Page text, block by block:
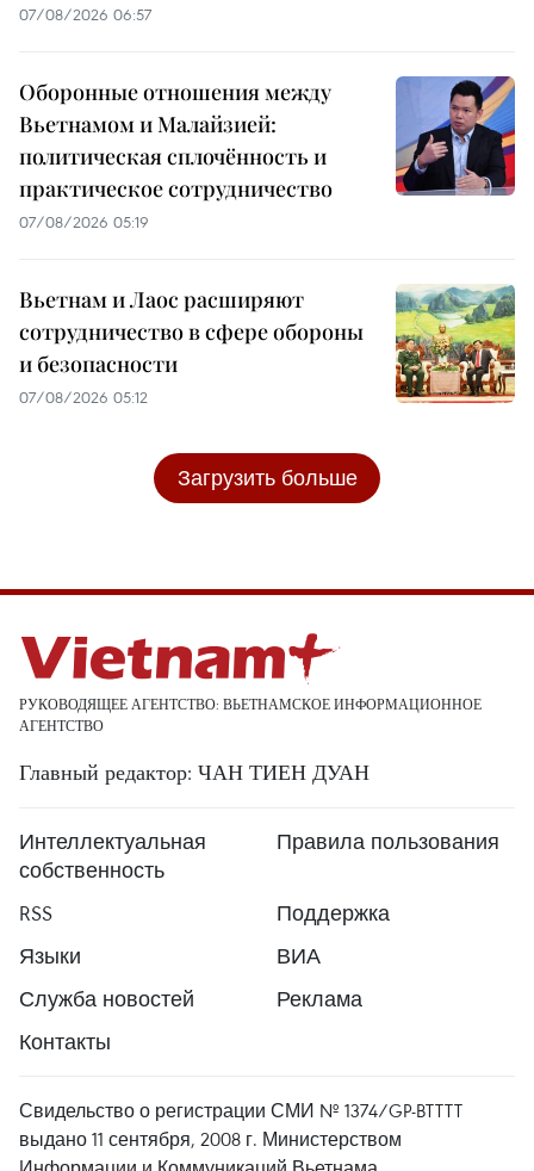
07/08/2026 06:57
Оборонные отношения между
Вьетнамом и Малайзией:
политическая сплочённость и
практическое сотрудничество
07/08/2026 05:19
Вьетнам и Лаос расширяют
сотрудничество в сфере обороны
и безопасности
07/08/2026 05:12
Загрузить больше
РУКОВОДЯЩЕЕ АГЕНТСТВО: ВЬЕТНАМСКОЕ ИНФОРМАЦИОННОЕ
АГЕНТСТВО
Главный редактор: ЧАН ТИЕН ДУАН
Интеллектуальная
собственность
Правила пользования
RSS
Поддержка
Языки
ВИА
Служба новостей
Реклама
Контакты
Свидельство о регистрации СМИ № 1374/GP-BTTTT
выдано 11 сентября, 2008 г. Министерством